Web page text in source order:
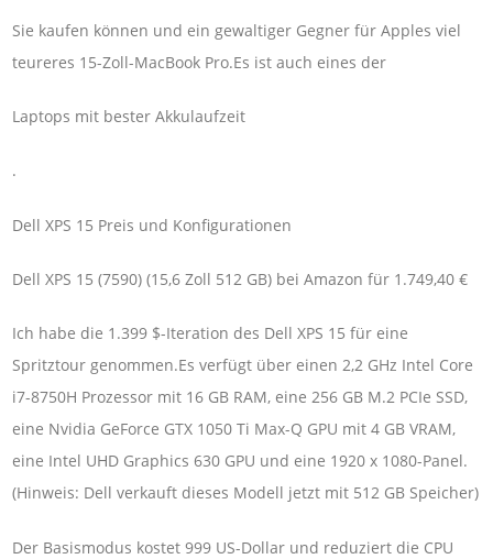
Sie kaufen können und ein gewaltiger Gegner für Apples viel
teureres 15-Zoll-MacBook Pro.Es ist auch eines der
Laptops mit bester Akkulaufzeit
.
Dell XPS 15 Preis und Konfigurationen
Dell XPS 15 (7590) (15,6 Zoll 512 GB) bei Amazon für 1.749,40 €
Ich habe die 1.399 $-Iteration des Dell XPS 15 für eine
Spritztour genommen.Es verfügt über einen 2,2 GHz Intel Core
i7-8750H Prozessor mit 16 GB RAM, eine 256 GB M.2 PCIe SSD,
eine Nvidia GeForce GTX 1050 Ti Max-Q GPU mit 4 GB VRAM,
eine Intel UHD Graphics 630 GPU und eine 1920 x 1080-Panel.
(Hinweis: Dell verkauft dieses Modell jetzt mit 512 GB Speicher)
Der Basismodus kostet 999 US-Dollar und reduziert die CPU